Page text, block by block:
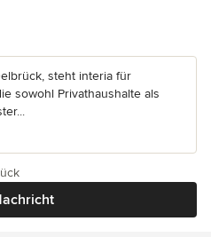
steht interia für
sowohl Privathaushalte als